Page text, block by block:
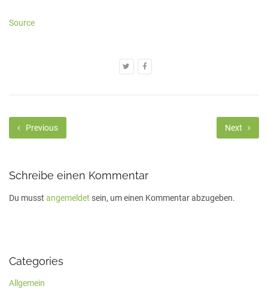
Source
Previous Next
Schreibe einen Kommentar
Du musst angemeldet sein, um einen Kommentar abzugeben.
Categories
Allgemein